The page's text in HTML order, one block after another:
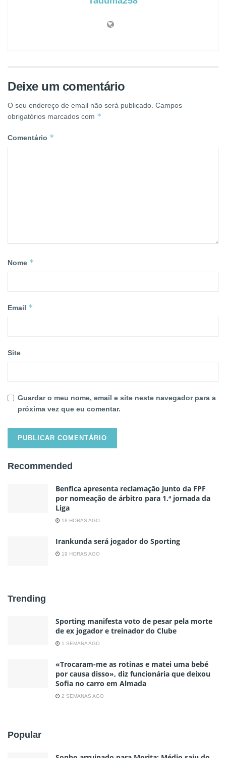
Deixe um comentário
O seu endereço de email não será publicado. Campos
obrigatórios marcados com *
Comentário *
Nome *
Email *
Site
Guardar o meu nome, email e site neste navegador para a
próxima vez que eu comentar.
Recommended
Benfica apresenta reclamação junto da FPF
por nomeação de árbitro para 1.ª jornada da
Liga
18 HORAS AGO
Irankunda será jogador do Sporting
19 HORAS AGO
Trending
Sporting manifesta voto de pesar pela morte
de ex jogador e treinador do Clube
1 SEMANA AGO
«Trocaram-me as rotinas e matei uma bebé
por causa disso», diz funcionária que deixou
Sofia no carro em Almada
2 SEMANAS AGO
Popular